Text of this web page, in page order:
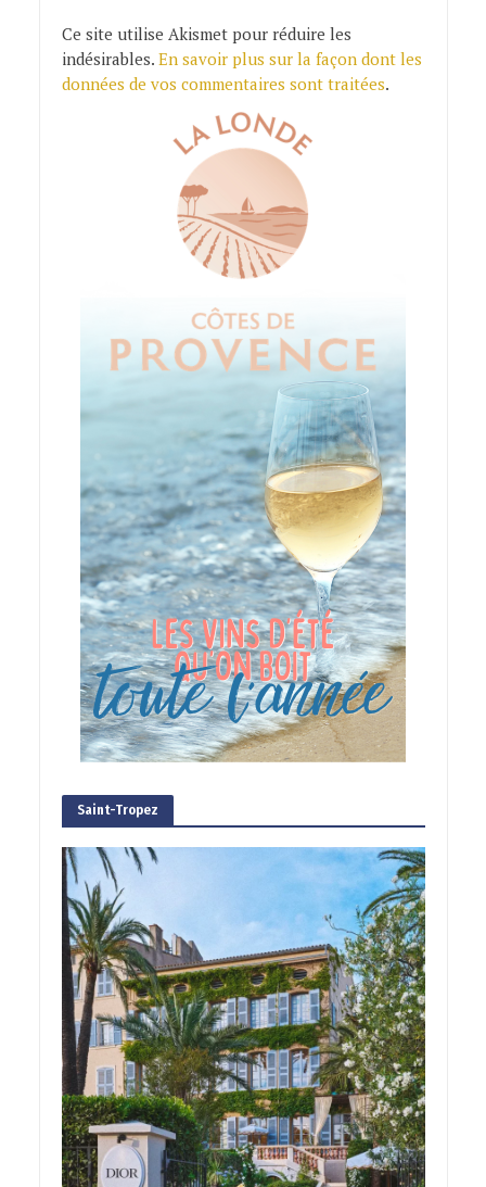
Ce site utilise Akismet pour réduire les
indésirables. En savoir plus sur la façon dont les
données de vos commentaires sont traitées.
Saint-Tropez